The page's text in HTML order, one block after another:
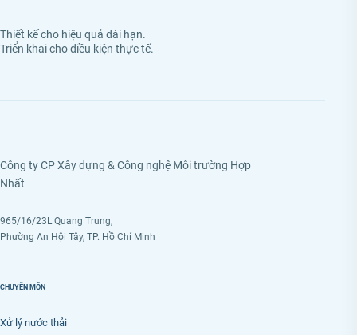
Thiết kế cho hiệu quả dài hạn.
Triển khai cho điều kiện thực tế.
Công ty CP Xây dựng & Công nghệ Môi trường Hợp
Nhất
965/16/23L Quang Trung,
Phường An Hội Tây, TP. Hồ Chí Minh
CHUYÊN MÔN
Xử lý nước thải